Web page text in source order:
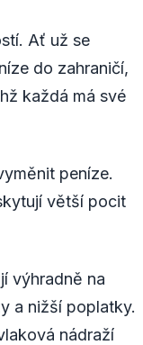
Ať už se
do zahraničí,
každá má své
peníze.
větší pocit
výhradně na
a nižší poplatky.
nádraží